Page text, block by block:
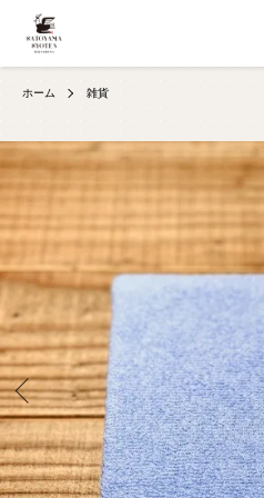
ホーム 雑貨